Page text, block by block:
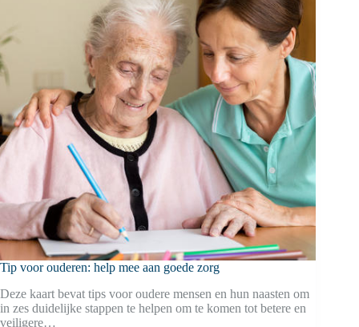
Tip voor ouderen: help mee aan goede zorg
Deze kaart bevat tips voor oudere mensen en hun naasten om
in zes duidelijke stappen te helpen om te komen tot betere en
veiligere…